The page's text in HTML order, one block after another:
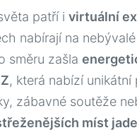
patří i virtuální
nabírají na
směru zašla
, která nabízí unikátní
zábavné soutěže
míst